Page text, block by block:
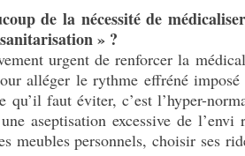
de la nécessité de
» ?
urgent de renforcer la
alléger le rythme effréné
qu’il faut éviter, c’est l’hyper-
aseptisation excessive de
meubles personnels, choisir ses